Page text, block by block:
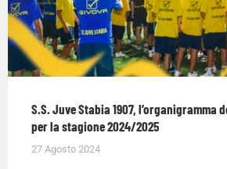
S.S. Juve Stabia 1907, l’organigramma
per la stagione 2024/2025
27 Agosto 2024